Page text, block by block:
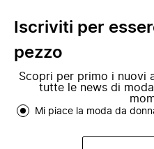
Iscriviti per
pezzo
Scopri per primo i nuovi
tutte le news di
Mi piace la moda da